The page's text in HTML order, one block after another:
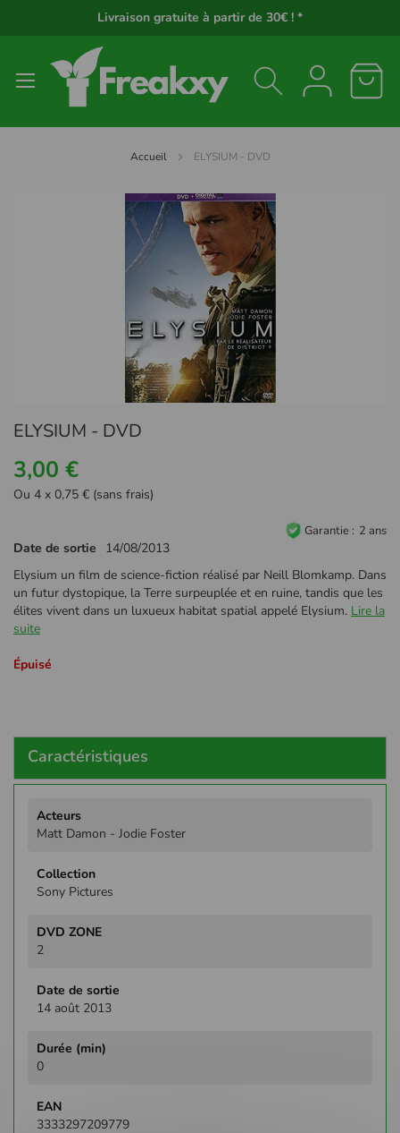
Livraison gratuite à partir de 30€ ! *
Accueil ELYSIUM - DVD
au
de
la
Galerie
ELYSIUM - DVD
3,00 €
Ou 4 x 0,75 € (sans frais)
Garantie 2 ans
Date de sortie
14/08/2013
Elysium un film de science-fiction réalisé par Neill Blomkamp. Dans
un futur dystopique, la Terre surpeuplée et en ruine, tandis que les
élites vivent dans un luxueux habitat spatial appelé Elysium. Lire la
suite
Épuisé
Caractéristiques
d'infos
Matt Damon - Jodie Foster
Sony Pictures
2
14 août 2013
0
3333297209779
Panneau de gestion des cookies